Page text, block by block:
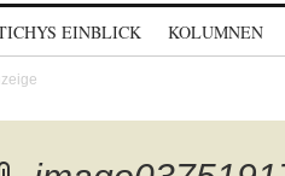
EINBLICK KOLUMNEN